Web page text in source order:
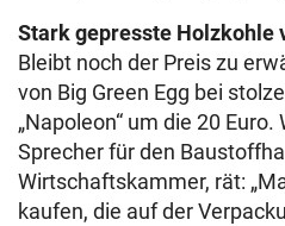
Stark gepresste Holzkohle
Bleibt noch der Preis zu
von Big Green Egg bei
„Napoleon“ um die 20
Sprecher für den
Wirtschaftskammer, rät:
kaufen, die auf der